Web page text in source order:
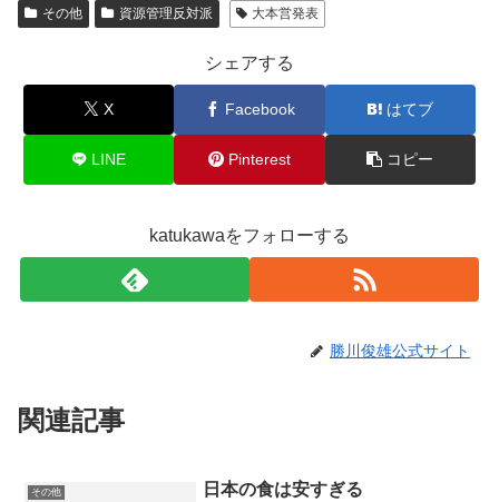
その他 資源管理反対派 大本営発表
シェアする
X Facebook はてブ
LINE Pinterest コピー
katukawaをフォローする
勝川俊雄公式サイト
関連記事
その他 日本の食は安すぎる